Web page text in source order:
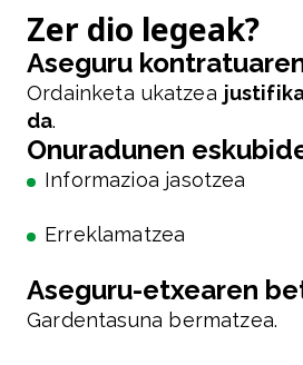
Zer dio legeak?
Aseguru
Ordainketa ukatzea
da.
Onuradunen
Informazioa jasotzea
Erreklamatzea
Aseguru-etxearen
Gardentasuna bermatzea.